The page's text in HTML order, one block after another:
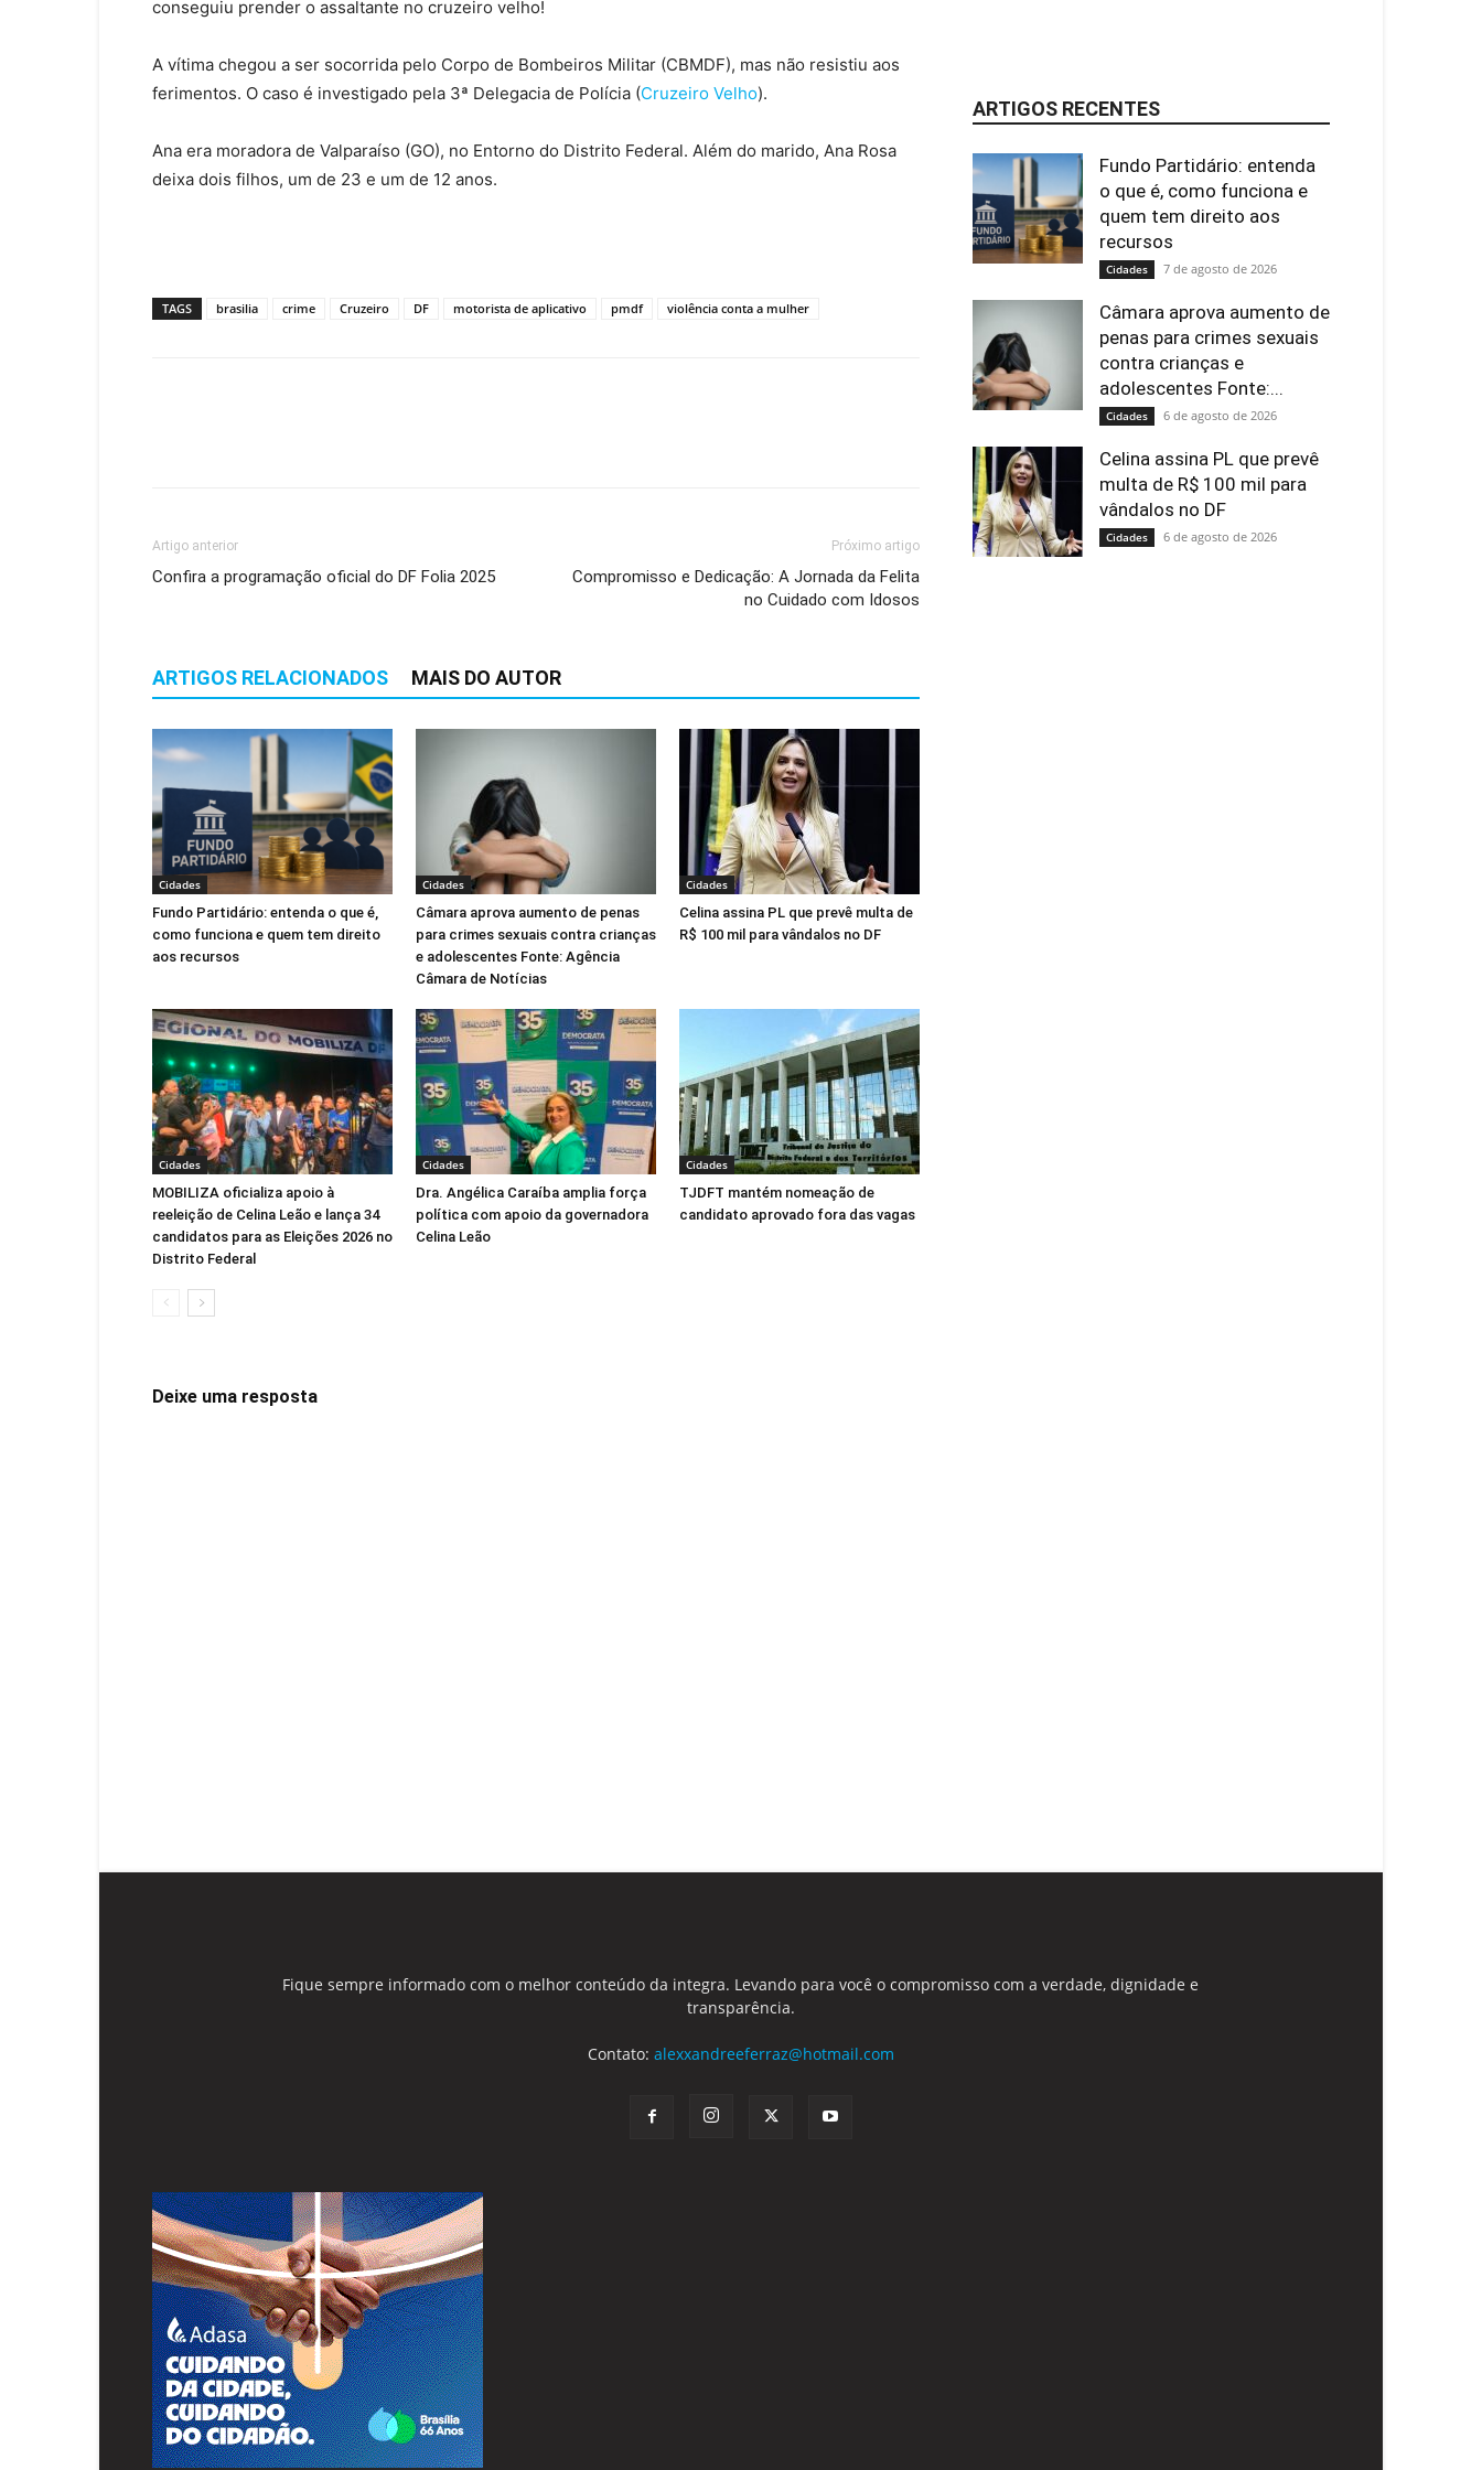
conseguiu prender o assaltante no cruzeiro velho!
A vítima chegou a ser socorrida pelo Corpo de Bombeiros Militar (CBMDF), mas não resistiu aos
ferimentos. O caso é investigado pela 3ª Delegacia de Polícia (Cruzeiro Velho).
Ana era moradora de Valparaíso (GO), no Entorno do Distrito Federal. Além do marido, Ana Rosa
deixa dois filhos, um de 23 e um de 12 anos.
TAGS brasilia crime Cruzeiro DF motorista de aplicativo pmdf violência conta a mulher
Artigo anterior
Confira a programação oficial do DF Folia 2025
Próximo artigo
Compromisso e Dedicação: A Jornada da Felita
no Cuidado com Idosos
ARTIGOS RELACIONADOS MAIS DO AUTOR
Cidades
Fundo Partidário: entenda o que é,
como funciona e quem tem direito
aos recursos
Cidades
Câmara aprova aumento de penas
para crimes sexuais contra crianças
e adolescentes Fonte: Agência
Câmara de Notícias
Cidades
Celina assina PL que prevê multa de
R$ 100 mil para vândalos no DF
Cidades
MOBILIZA oficializa apoio à
reeleição de Celina Leão e lança 34
candidatos para as Eleições 2026 no
Distrito Federal
Cidades
Dra. Angélica Caraíba amplia força
política com apoio da governadora
Celina Leão
Cidades
TJDFT mantém nomeação de
candidato aprovado fora das vagas
Deixe uma resposta
ARTIGOS RECENTES
Fundo Partidário: entenda
o que é, como funciona e
quem tem direito aos
recursos
Cidades 7 de agosto de 2026
Câmara aprova aumento de
penas para crimes sexuais
contra crianças e
adolescentes Fonte:...
Cidades 6 de agosto de 2026
Celina assina PL que prevê
multa de R$ 100 mil para
vândalos no DF
Cidades 6 de agosto de 2026
Fique sempre informado com o melhor conteúdo da integra. Levando para você o compromisso com a verdade, dignidade e
transparência.
Contato: alexxandreeferraz@hotmail.com